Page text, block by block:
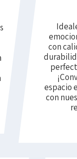
con
espacio
con